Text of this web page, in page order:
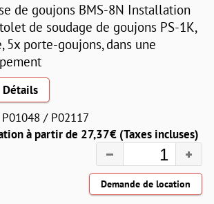
de goujons BMS-8N Installation
de soudage de goujons PS-1K,
5x porte-goujons, dans une
Détails
/ P02117
à partir de 27,37€ (Taxes incluses)